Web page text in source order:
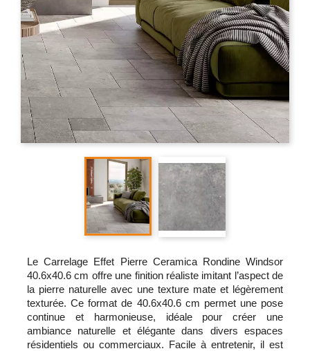
Le Carrelage Effet Pierre Ceramica Rondine Windsor
40.6x40.6 cm offre une finition réaliste imitant l’aspect de
la pierre naturelle avec une texture mate et légèrement
texturée. Ce format de 40.6x40.6 cm permet une pose
continue et harmonieuse, idéale pour créer une
ambiance naturelle et élégante dans divers espaces
résidentiels ou commerciaux. Facile à entretenir, il est